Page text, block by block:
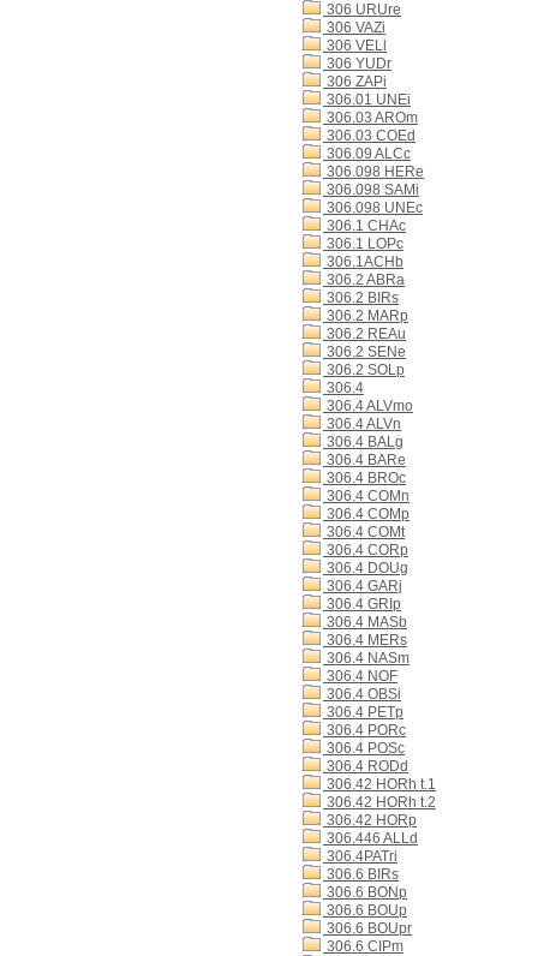
306 URUre
306 VAZi
306 VELl
306 YUDr
306 ZAPi
306.01 UNEi
306.03 AROm
306.03 COEd
306.09 ALCc
306.098 HERe
306.098 SAMi
306.098 UNEc
306.1 CHAc
306.1 LOPc
306.1ACHb
306.2 ABRa
306.2 BIRs
306.2 MARp
306.2 REAu
306.2 SENe
306.2 SOLp
306.4
306.4 ALVmo
306.4 ALVn
306.4 BALg
306.4 BARe
306.4 BROc
306.4 COMn
306.4 COMp
306.4 COMt
306.4 CORp
306.4 DOUg
306.4 GARj
306.4 GRIp
306.4 MASb
306.4 MERs
306.4 NASm
306.4 NOF
306.4 OBSi
306.4 PETp
306.4 PORc
306.4 POSc
306.4 RODd
306.42 HORh t.1
306.42 HORh t.2
306.42 HORp
306.446 ALLd
306.4PATri
306.6 BIRs
306.6 BONp
306.6 BOUp
306.6 BOUpr
306.6 CIPm